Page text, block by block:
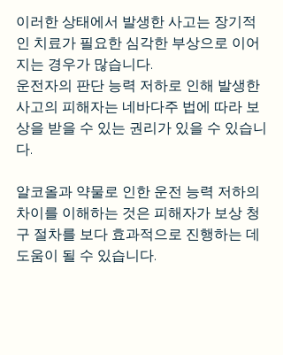
이러한 상태에서 발생한 사고는 장기적
인 치료가 필요한 심각한 부상으로 이어
지는 경우가 많습니다.
운전자의 판단 능력 저하로 인해 발생한
사고의 피해자는 네바다주 법에 따라 보
상을 받을 수 있는 권리가 있을 수 있습니
다.
알코올과 약물로 인한 운전 능력 저하의
차이를 이해하는 것은 피해자가 보상 청
구 절차를 보다 효과적으로 진행하는 데
도움이 될 수 있습니다.